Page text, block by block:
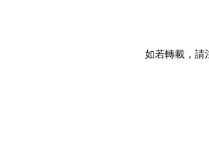
如若轉載，請